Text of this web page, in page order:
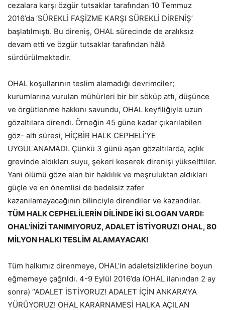
cezalara karşı özgür tutsaklar tarafından 10 Temmuz
2016’da ‘SÜREKLİ FAŞİZME KARŞI SÜREKLİ DİRENİŞ’
başlatılmıştı. Bu direniş, OHAL sürecinde de aralıksız
devam etti ve özgür tutsaklar tarafından hâlâ
sürdürülmektedir.
OHAL koşullarının teslim alamadığı devrimciler;
kurumlarına vurulan mühürleri bir bir söküp attı, düşünce
ve örgütlenme hakkını savundu, OHAL keyﬁliğiyle uzun
gözaltılara direndi. Örneğin 45 güne kadar çıkarılabilen
göz- altı süresi, HİÇBİR HALK CEPHELİ’YE
UYGULANAMADI. Çünkü 3 günü aşan gözaltılarda, açlık
grevinde aldıkları suyu, şekeri keserek direnişi yükselttiler.
Yani ölümü göze alan bir haklılık ve meşruluktan aldıkları
güçle ve en önemlisi de bedelsiz zafer
kazanılamayacağının bilinciyle direndiler ve kazandılar.
TÜM HALK CEPHELİLERİN DİLİNDE İKİ SLOGAN VARDI:
OHAL’İNİZİ TANIMIYORUZ, ADALET İSTİYORUZ! OHAL, 80
MİLYON HALKI TESLİM ALAMAYACAK!
Tüm halkımız direnmeye, OHAL’in adaletsizliklerine boyun
eğmemeye çağrıldı. 4-9 Eylül 2016’da (OHAL ilanından 2 ay
sonra) “ADALET İSTİYORUZ! ADALET İÇİN ANKARA’YA
YÜRÜYORUZ! OHAL KARARNAMESİ HALKA AÇILAN